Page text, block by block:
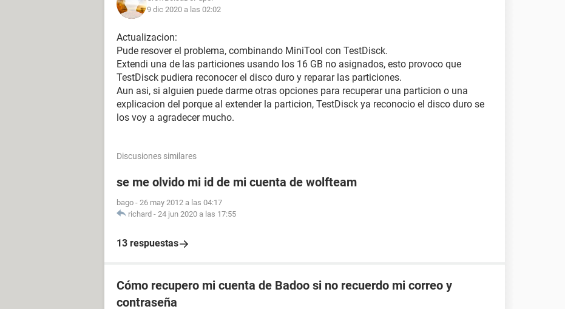
9 dic 2020 a las 02:02
Actualizacion:
Pude resover el problema, combinando MiniTool con TestDisck.
Extendi una de las particiones usando los 16 GB no asignados, esto provoco que
TestDisck pudiera reconocer el disco duro y reparar las particiones.
Aun asi, si alguien puede darme otras opciones para recuperar una particion o una
explicacion del porque al extender la particion, TestDisck ya reconocio el disco duro se
los voy a agradecer mucho.
Discusiones similares
se me olvido mi id de mi cuenta de wolfteam
bago - 26 may 2012 a las 04:17
richard - 24 jun 2020 a las 17:55
13 respuestas
Cómo recupero mi cuenta de Badoo si no recuerdo mi correo y
contraseña